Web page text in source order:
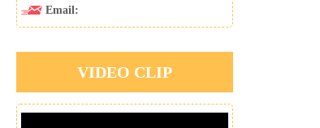
Email:
VIDEO CLIP